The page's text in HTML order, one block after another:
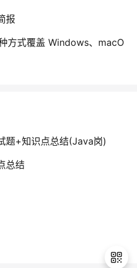
报
方式覆盖 Windows、macO
+知识点总结(Java岗)
总结